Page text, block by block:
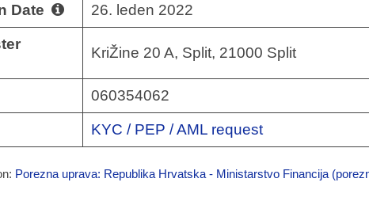
Date 26. leden 2022
KriŽine 20 A, Split, 21000 Split
060354062
KYC / PEP / AML request
Porezna uprava: Republika Hrvatska - Ministarstvo Financija